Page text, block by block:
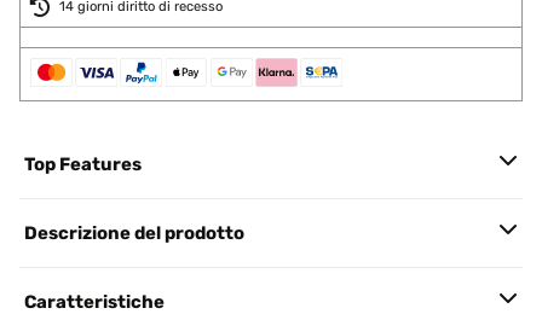
14 giorni diritto di recesso
Top Features
Descrizione del prodotto
Caratteristiche